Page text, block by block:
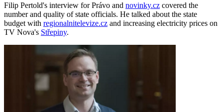
Filip Pertold's interview for Právo and novinky.cz covered the
number and quality of state officials. He talked about the state
budget with regionalnitelevize.cz and increasing electricity prices on
TV Nova's Střepiny.